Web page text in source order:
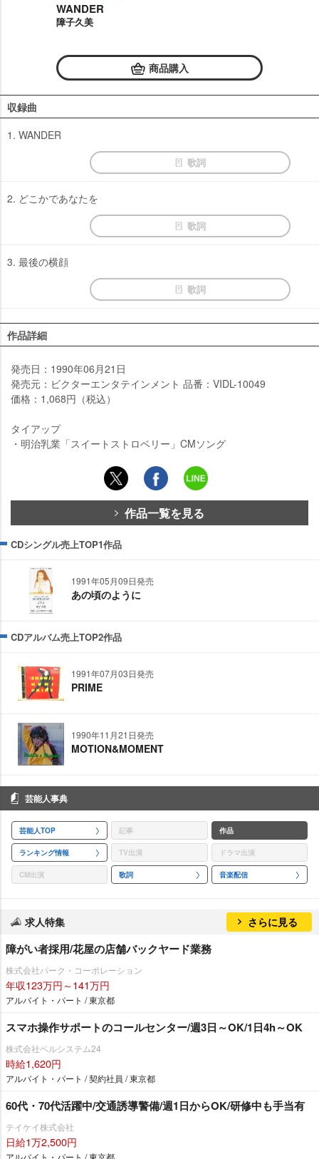
WANDER
障子久美
商品購入
収録曲
1. WANDER
歌詞
2. どこかであなたを
歌詞
3. 最後の横顔
歌詞
作品詳細
発売日：1990年06月21日
発売元：ビクターエンタテインメント 品番：VIDL-10049
価格：1,068円（税込）
タイアップ
・明治乳業「スイートストロベリー」CMソング
作品一覧を見る
CDシングル売上TOP1作品
1991年05月09日発売
あの頃のように
CDアルバム売上TOP2作品
1991年07月03日発売
PRIME
1990年11月21日発売
MOTION&MOMENT
芸能人事典
芸能人TOP 記事 作品
ランキング情報 TV出演 ドラマ出演
CM出演 歌詞 音楽配信
求人特集 さらに見る
障がい者採用/花屋の店舗バックヤード業務
株式会社パーク・コーポレーション
年収123万円～141万円
アルバイト・パート / 東京都
スマホ操作サポートのコールセンター/週3日～OK/1日4h～OK
株式会社ベルシステム24
時給1,620円
アルバイト・パート / 契約社員 / 東京都
60代・70代活躍中/交通誘導警備/週1日からOK/研修中も手当有
テイケイ株式会社
日給1万2,500円